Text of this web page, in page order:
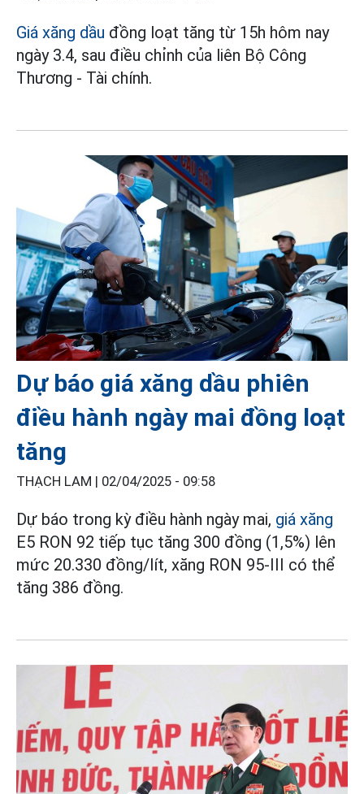
Giá xăng dầu đồng loạt tăng từ 15h hôm nay
ngày 3.4, sau điều chỉnh của liên Bộ Công
Thương - Tài chính.
Dự báo giá xăng dầu phiên
điều hành ngày mai đồng loạt
tăng
THẠCH LAM | 02/04/2025 - 09:58
Dự báo trong kỳ điều hành ngày mai, giá xăng
E5 RON 92 tiếp tục tăng 300 đồng (1,5%) lên
mức 20.330 đồng/lít, xăng RON 95-III có thể
tăng 386 đồng.